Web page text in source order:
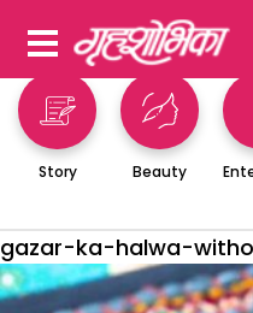
Story Beauty
gazar-ka-halwa-